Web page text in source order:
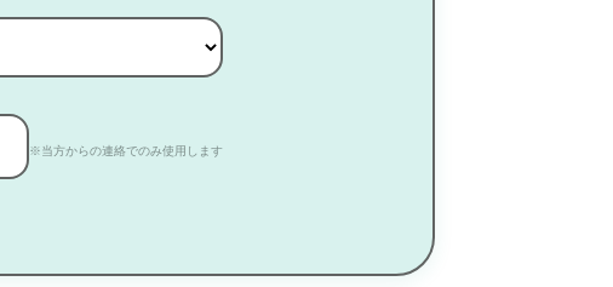
※当方からの連絡でのみ使用します